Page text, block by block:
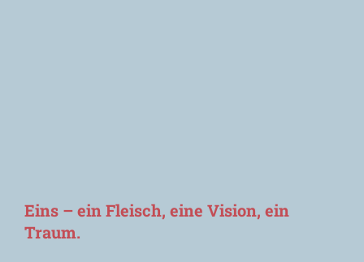
Eins – ein Fleisch, eine Vision, ein
Traum.